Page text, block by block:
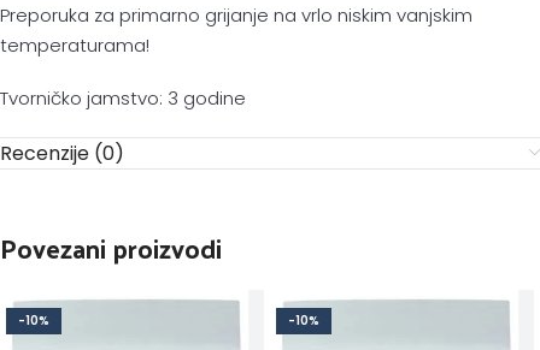
Preporuka za primarno grijanje na vrlo niskim vanjskim
temperaturama!
Tvorničko jamstvo: 3 godine
Recenzije (0)
Povezani proizvodi
-10% -10%